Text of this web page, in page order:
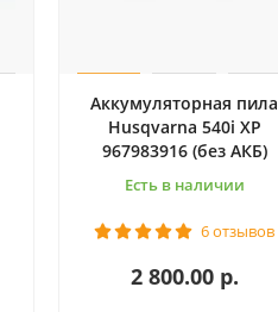
Аккумуляторная пила
Husqvarna 540i XP
967983916 (без АКБ)
Есть в наличии
6 отзывов
2 800.00 р.